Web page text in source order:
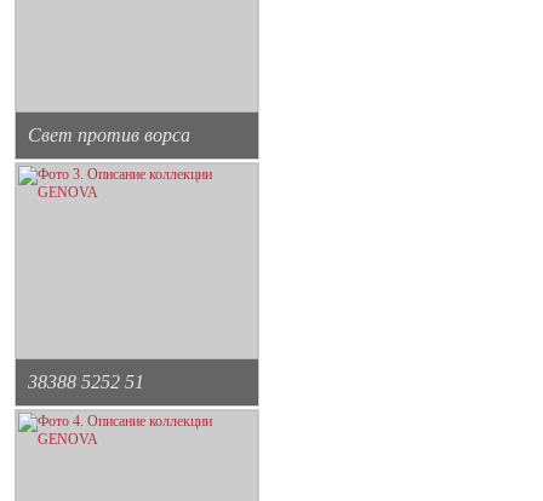
Свет против ворса
38388 5252 51